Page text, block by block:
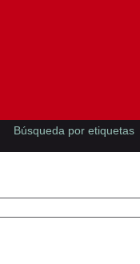
Búsqueda por etiquetas